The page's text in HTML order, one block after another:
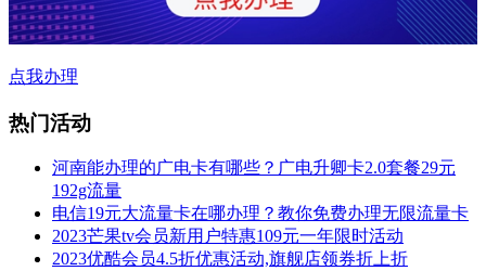
点我办理
热门活动
河南能办理的广电卡有哪些？广电升卿卡2.0套餐29元
192g流量
电信19元大流量卡在哪办理？教你免费办理无限流量卡
2023芒果tv会员新用户特惠109元一年限时活动
2023优酷会员4.5折优惠活动,旗舰店领券折上折